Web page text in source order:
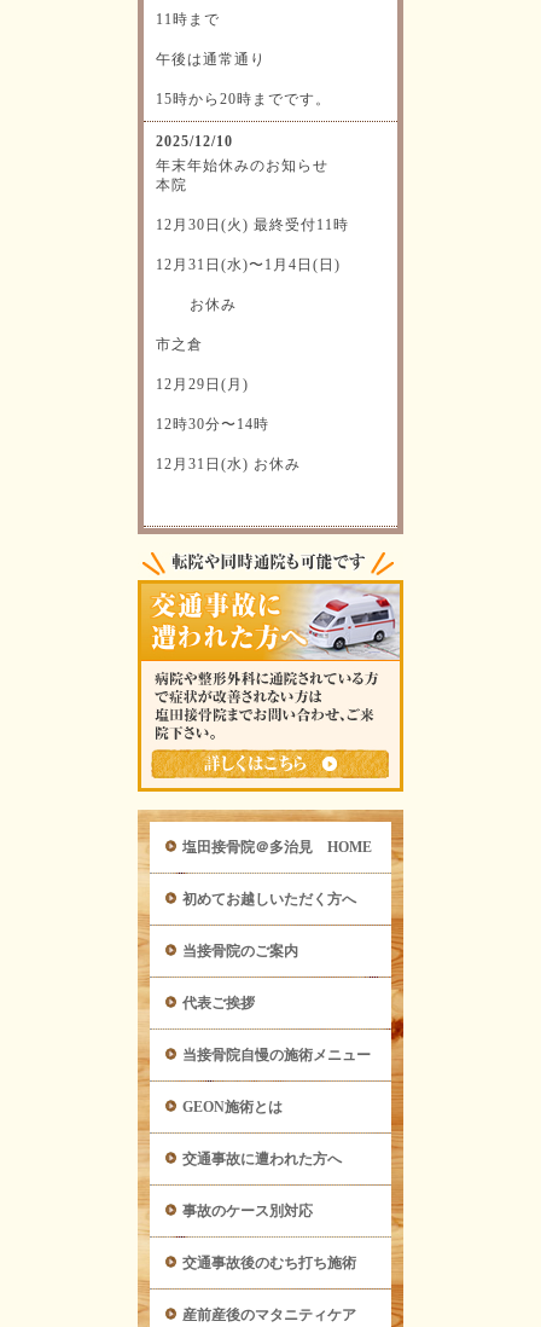
11時まで
午後は通常通り
15時から20時までです。
2025/12/10
年末年始休みのお知らせ
本院
12月30日(火) 最終受付11時
12月31日(水)〜1月4日(日)
お休み
市之倉
12月29日(月)
12時30分〜14時
12月31日(水) お休み
塩田接骨院＠多治見 HOME
初めてお越しいただく方へ
当接骨院のご案内
代表ご挨拶
当接骨院自慢の施術メニュー
GEON施術とは
交通事故に遭われた方へ
事故のケース別対応
交通事故後のむち打ち施術
産前産後のマタニティケア